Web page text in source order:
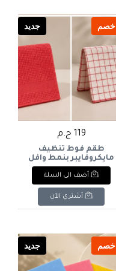
خصم جديد
119 ج.م
طقم فوط تنظيف
مايكروفايبر بنمط وافل
وكاروهات من لياو
(LIAO Microfiber Cloths
Waffle & Grid Pattern - 2
Pcs). & : LIAO Microfiber
أضف الى السلة
أشتري الآن
خصم جديد